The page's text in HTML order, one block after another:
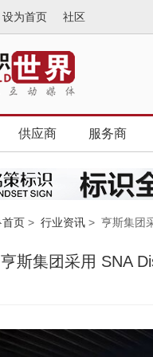
设为首页 社区
供应商 服务商
首页 > 行业资讯 > 亨斯集团
亨斯集团采用 SNA